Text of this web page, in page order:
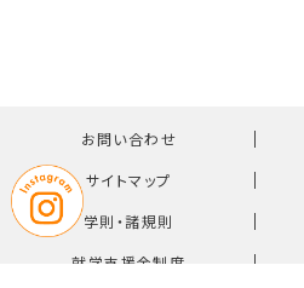
お問い合わせ ｜
サイトマップ ｜
学則・諸規則 ｜
就学支援金制度 ｜